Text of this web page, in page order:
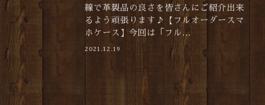
線で革製品の良さを皆さんにご紹介出来
るよう頑張ります♪【フルオーダースマ
ホケース】今回は「フル...
2021.12.19